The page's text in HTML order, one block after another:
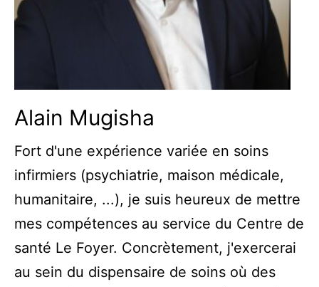
Alain Mugisha
Fort d'une expérience variée en soins
infirmiers (psychiatrie, maison médicale,
humanitaire, ...), je suis heureux de mettre
mes compétences au service du Centre de
santé Le Foyer. Concrètement, j'exercerai
au sein du dispensaire de soins où des